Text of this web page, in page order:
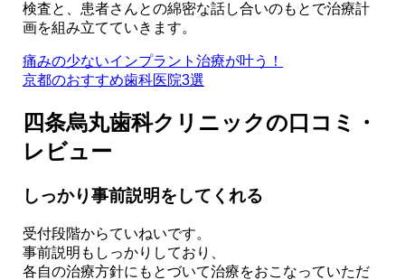
検査と、患者さんとの綿密な話し合いのもとで治療計
画を組み立てていきます。
痛みの少ないインプラント治療が叶う！
京都のおすすめ歯科医院3選
四条烏丸歯科クリニックの口コミ・
レビュー
しっかり事前説明をしてくれる
受付段階からていねいです。
事前説明もしっかりしており、
各自の治療方針にもとづいて治療をおこなっていただ